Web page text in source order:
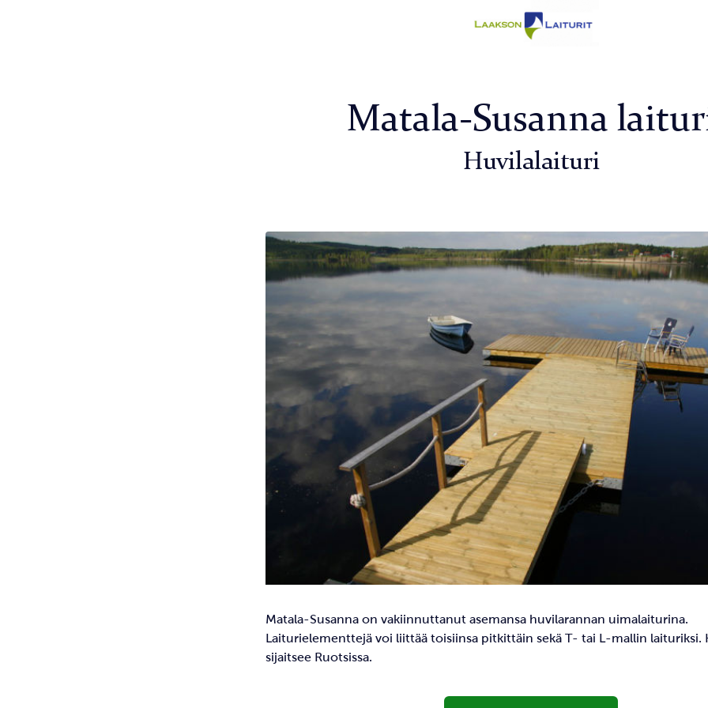
Matala-Susanna
Huvilalaituri
Matala-Susanna on vakiinnuttanut asemansa huvilarannan uimalaiturina.
Laiturielementtejä voi liittää toisiinsa pitkittäin sekä T- tai L-mallin laituriksi.
sijaitsee Ruotsissa.